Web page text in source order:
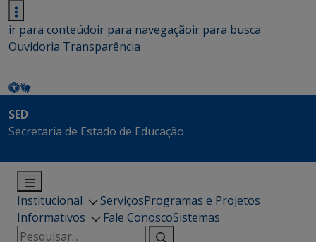
ir para conteúdoir para navegaçãoir para busca
Ouvidoria Transparência
SED
Secretaria de Estado de Educação
Institucional ServiçosProgramas e Projetos
Informativos
Fale ConoscoSistemas
Pesquisar